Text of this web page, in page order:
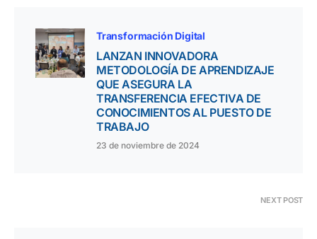
Transformación Digital
LANZAN INNOVADORA
METODOLOGÍA DE APRENDIZAJE
QUE ASEGURA LA
TRANSFERENCIA EFECTIVA DE
CONOCIMIENTOS AL PUESTO DE
TRABAJO
23 de noviembre de 2024
NEXT POST